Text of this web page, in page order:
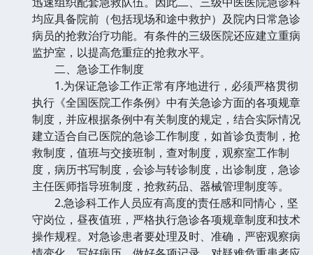
均应具备院前（包括现场和途中救护）及院内日常急诊
病员的抢救治疗功能。有条件的三级医院还应建立重病
监护室，以提高危重症的抢救水平。
二、急诊工作制度
1.为保证急诊工作正常有序地进行，必须严格贯彻
执行《全国医院工作条例》中有关急诊方面的各项规章
制度，并应根据条例中有关制度的规定，结合实际情况
建立适合自己医院的急诊工作制度，如首诊负责制，抢
救制度，值班与交接班制，查对制度，观察室工作制
度，病历书写制度，会诊与转诊制度，出诊制度，急诊
主任医师指导班制度，抢救药品、器械管理制度等。
2.急诊科工作人员应有高度的责任感和同情心，坚
守岗位，昼夜值班，严格执行急诊各项规章制度和技术
操作规程。对急诊患者要处理及时、准确，严密观察病